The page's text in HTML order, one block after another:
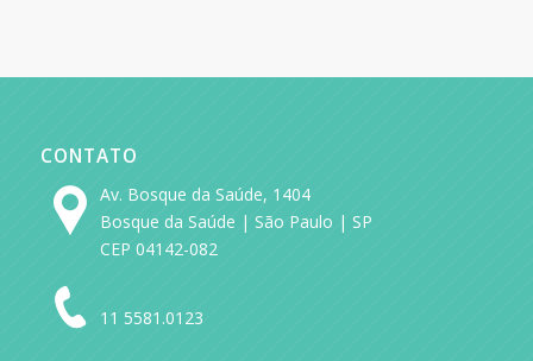
CONTATO
Av. Bosque da Saúde, 1404
Bosque da Saúde | São Paulo | SP
CEP 04142-082
11 5581.0123